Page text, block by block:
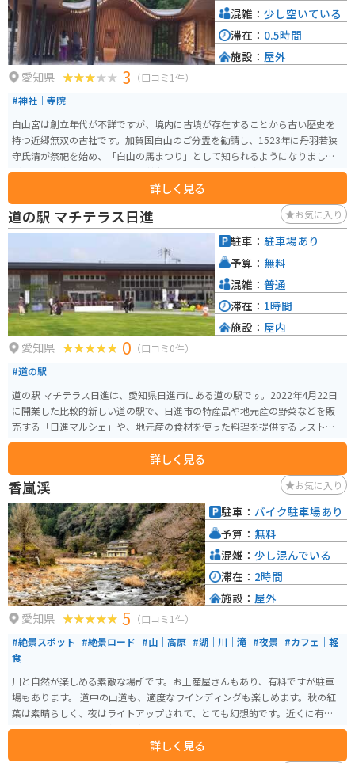
愛知県 3 （口コミ1件）
#神社｜寺院
白山宮は創立年代が不詳ですが、境内に古墳が存在することから古い歴史を
持つ近郷無双の古社です。加賀国白山のご分霊を勧請し、1523年に丹羽若狭
守氏清が祭祀を始め、「白山の馬まつり」として知られるようになりました
が、今は途絶えています。 この神社は古くから愛知郡、名古屋市から瀬戸市
に及ぶ広域の総鎮守として崇められ、主祭神として菊理姫の命、伊弉冉の
命、大巳貴の命を祀っています。特に足王社は、足名椎の命を祀り、平成13
年の日韓共催サッカーワールドカップ以降、サッカー神社として知名度が上
がり、スポーツ選手など多くの参拝者が訪れます。最近では、新型コロナウ
イルスの影響により、疫病退散のための朱印やお札「疫神斎」を授与してい
ます。 足王社の痛みとり石を撫でて御利益を移し御守とする布という布が売
られていたり、なんといっても足王社の流線型の木造の建物がとても格好良
いです。
詳しく見る
混雑： 少し空いている
滞在： 0.5時間
施設： 屋外
道の駅 マチテラス日進 お気に入り
愛知県 0 （口コミ0件）
#道の駅
道の駅 マチテラス日進は、愛知県日進市にある道の駅です。2022年4月22日
に開業した比較的新しい道の駅で、日進市の特産品や地元産の野菜などを販
売する「日進マルシェ」や、地元産の食材を使った料理を提供するレストラ
ン、ベーカリーカフェなどがあります。 日進市は名古屋市の東に隣接する都
市で、緑豊かな自然と歴史的な史跡が調和した魅力的な地域です。道の駅 マ
チテラス日進は、そんな日進市の魅力を気軽に体験できるスポットとして人
気を集めています。 日進マルシェでは、地元の農家が丹精込めて育てた新鮮
な野菜や果物、日進市の特産品である「日進ハム」や「日進味噌」、地元産
の米粉を使ったパンなどが販売されています。レストランでは、地元産の食
材を使った定食や麺類、丼物など、地元の味を堪能できます。ベーカリーカフ
ェでは、焼きたてのパンやコーヒーなどを楽しむことができます。 道の駅 マ
チテラス日進には、情報発信コーナーもあり、日進市の観光情報やイベント
情報などを得ることができます。また、授乳室やおむつ交換台も完備されて
いるので、小さな子供連れでも安心して利用できます。 バイクで訪れる場
合、道の駅には広々とした駐車場が完備されているので、安心して駐車でき
豊かな観光スポットも点在しています。バイクでのツーリングの拠点として
も最適な場所です。 日進市の名産品としては、先述の日進ハムや日進味噌の
ほか、日進米粉を使ったパンやお菓子、地元産の野菜を使った漬物などがあ
ります。道の駅 マチテラス日進では、これらの名産品を購入することもでき
ます。 周辺の観光スポットとしては、愛知高原国定公園は、ハイキングやキ
ャンプなどが楽しめる自然豊かな公園です。岩崎城址公園は、戦国時代に築
かれた岩崎城の跡地を整備した公園で、歴史を感じることができます。ま
た、五色園は、色鮮やかな五色の岩が連なる景勝地で、自然の造形美を堪能
詳しく見る
駐車： 駐車場あり
予算： 無料
混雑： 普通
滞在： 1時間
施設： 屋内
香嵐渓 お気に入り
愛知県 5 （口コミ1件）
#絶景スポット #絶景ロード #山｜高原 #湖｜川｜滝 #夜景 #カフェ｜軽
食
川と自然が楽しめる素敵な場所です。お土産屋さんもあり、有料ですが駐車
場もあります。 道中の山道も、適度なワインディングも楽しめます。秋の紅
葉は素晴らしく、夜はライトアップされて、とても幻想的です。近くに有料道
路も通っているため、名古屋方面からのアクセスは良いです。
詳しく見る
駐車： バイク駐車場あり
予算： 無料
混雑： 少し混んでいる
滞在： 2時間
施設： 屋外